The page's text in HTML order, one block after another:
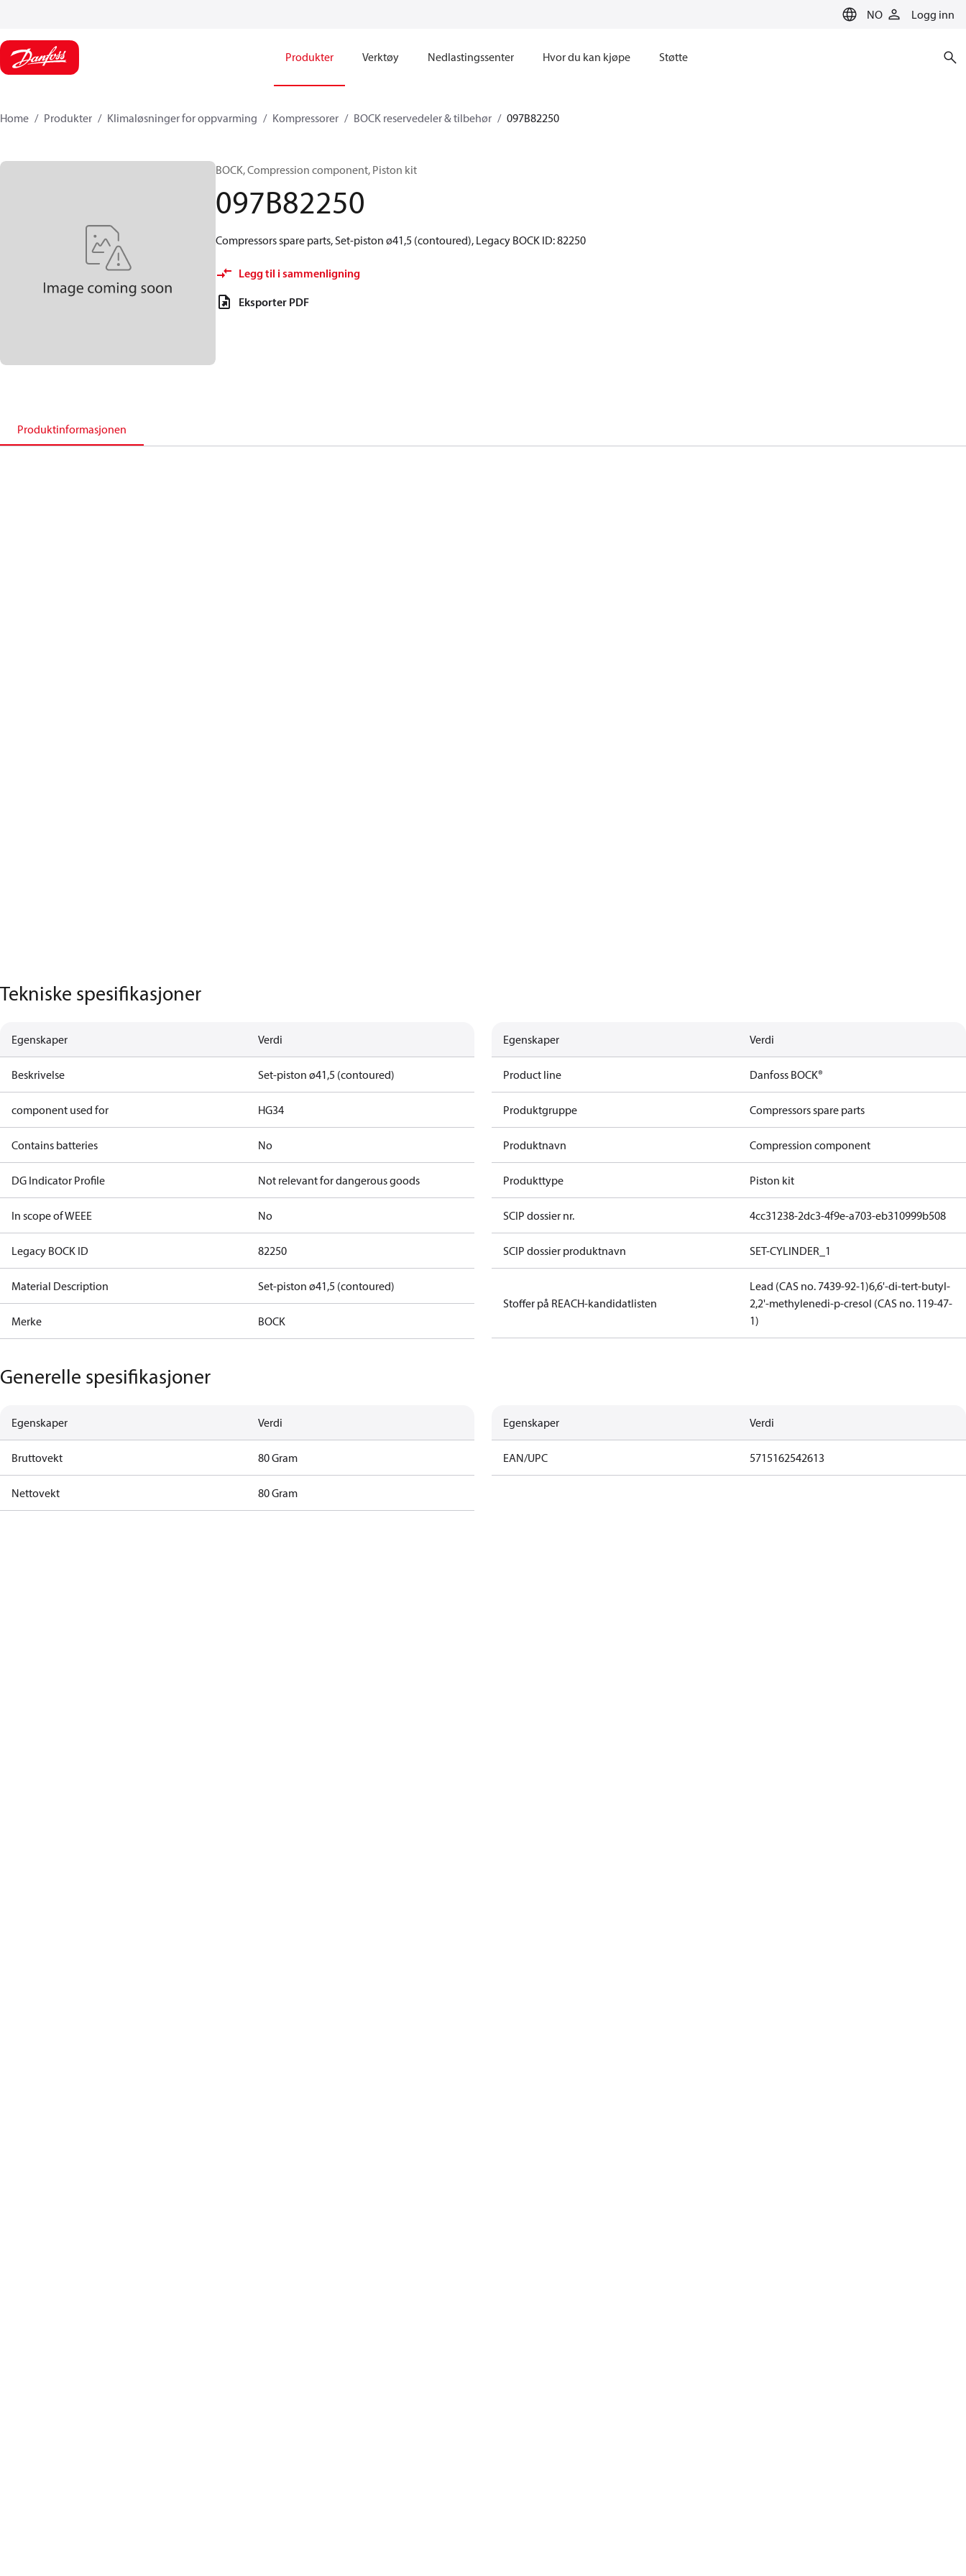
NO Logg inn
Produkter Verktøy Nedlastingssenter Hvor du kan kjøpe Støtte
Home Produkter Klimaløsninger for oppvarming Kompressorer BOCK reservedeler & tilbehør 097B82250
BOCK, Compression component, Piston kit
097B82250
Compressors spare parts, Set-piston ø41,5 (contoured), Legacy BOCK ID: 82250
Legg til i sammenligning
Eksporter PDF
Produktinformasjonen
Tekniske spesifikasjoner
Egenskaper Verdi
Beskrivelse Set-piston ø41,5 (contoured)
component used for HG34
Contains batteries No
DG Indicator Profile Not relevant for dangerous goods
In scope of WEEE No
Legacy BOCK ID 82250
Material Description Set-piston ø41,5 (contoured)
Merke BOCK
Egenskaper Verdi
Product line Danfoss BOCK®
Produktgruppe Compressors spare parts
Produktnavn Compression component
Produkttype Piston kit
SCIP dossier nr. 4cc31238-2dc3-4f9e-a703-eb310999b508
SCIP dossier produktnavn SET-CYLINDER_1
Stoffer på REACH-kandidatlisten
Lead (CAS no. 7439-92-1)6,6'-di-tert-butyl-
2,2'-methylenedi-p-cresol (CAS no. 119-47-
1)
Generelle spesifikasjoner
Egenskaper Verdi
Bruttovekt 80 Gram
Nettovekt 80 Gram
Egenskaper Verdi
EAN/UPC 5715162542613